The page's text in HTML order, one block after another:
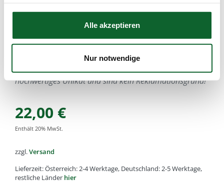
Alle akzeptieren
Nur notwendige
bestehen aus natürlichen Rohstoffen. Daher kann es zu
kleinen Unterschieden in der Holz-Farbe, Struktur oder
Diese Abweichungen machen aus jedem Stück ein
hochwertiges Unikat und sind kein Reklamationsgrund!
22,00 €
Enthält 20% MwSt.
zzgl.Versand
Lieferzeit: Österreich: 2-4 Werktage, Deutschland: 2-5 Werktage,
restliche Länder hier